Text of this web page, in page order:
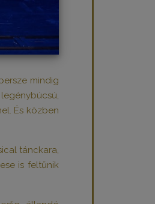
mindig
És közben
tánckara,
is feltűnik